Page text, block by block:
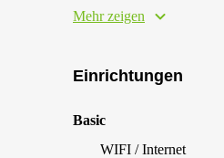
Mehr zeigen
Einrichtungen
Basic
WIFI / Internet